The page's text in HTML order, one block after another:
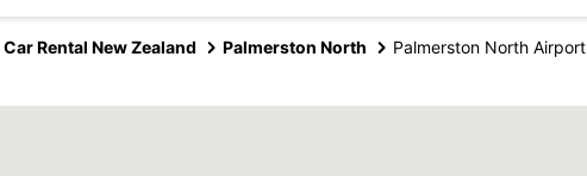
Car Rental New Zealand Palmerston North Palmerston North Airport